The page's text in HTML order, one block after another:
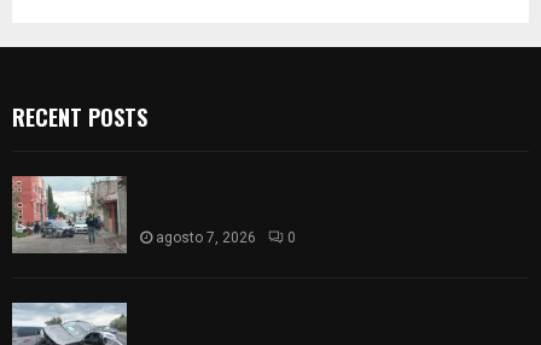
RECENT POSTS
agosto 7, 2026 0